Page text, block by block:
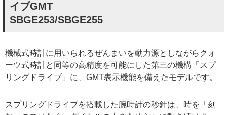
イブGMT
SBGE253/SBGE255
機械式時計に用いられるぜんまいを動力源としながらクォ
ーツ式時計と同等の高精度を可能にした第三の機構「スプ
リングドライブ」に、GMT表示機能を備えたモデルです。
スプリングドライブを搭載した腕時計の秒針は、時を「刻